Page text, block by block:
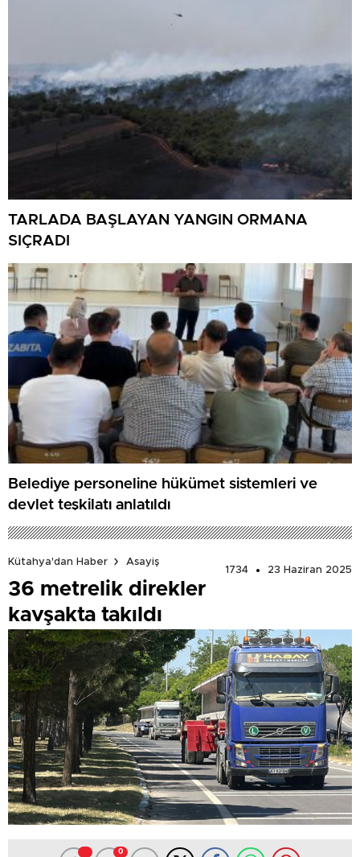
TARLADA BAŞLAYAN YANGIN ORMANA
SIÇRADI
Belediye personeline hükümet sistemleri ve
devlet teşkilatı anlatıldı
Kütahya'dan Haber
Asayiş
1734
23 Haziran 2025
36 metrelik direkler
kavşakta takıldı
0